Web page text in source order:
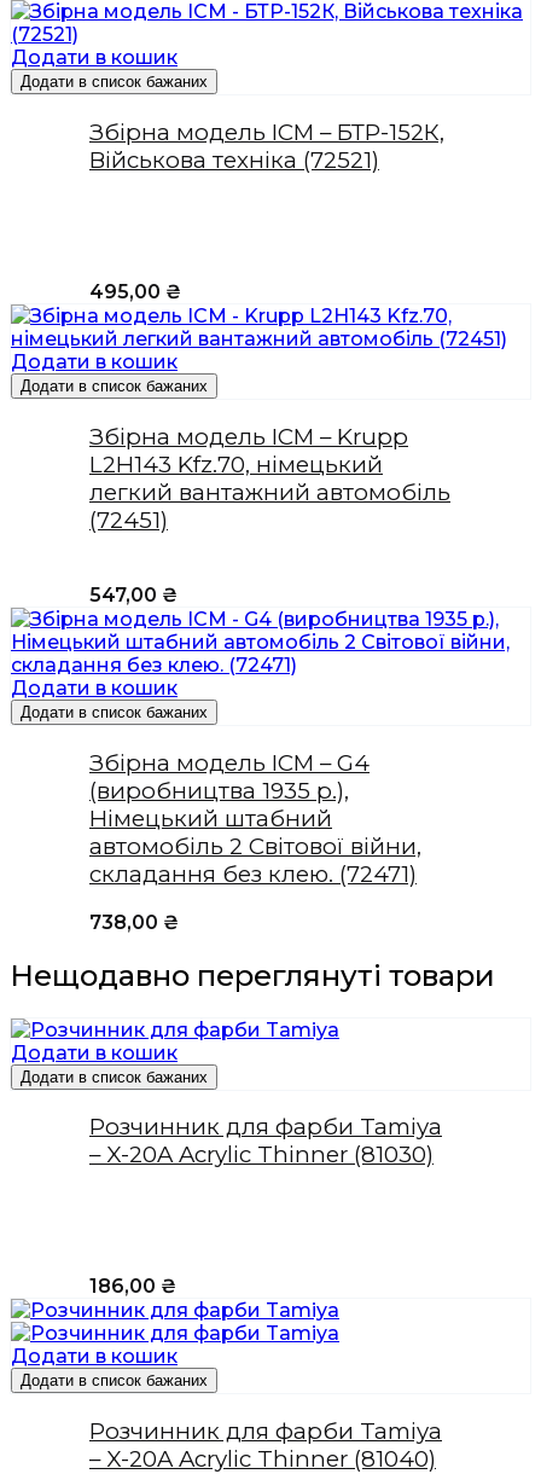
Додати в кошик
Додати в список бажаних
Збірна модель ICM – БТР-152К,
Військова техніка (72521)
495,00 ₴
Додати в кошик
Додати в список бажаних
Збірна модель ICM – Krupp
L2H143 Kfz.70, німецький
легкий вантажний автомобіль
(72451)
547,00 ₴
Додати в кошик
Додати в список бажаних
Збірна модель ICM – G4
(виробництва 1935 р.),
Німецький штабний
автомобіль 2 Світової війни,
складання без клею. (72471)
738,00 ₴
Нещодавно переглянуті товари
Додати в кошик
Додати в список бажаних
Розчинник для фарби Tamiya
– X-20A Acrylic Thinner (81030)
186,00 ₴
Додати в кошик
Додати в список бажаних
Розчинник для фарби Tamiya
– X-20A Acrylic Thinner (81040)